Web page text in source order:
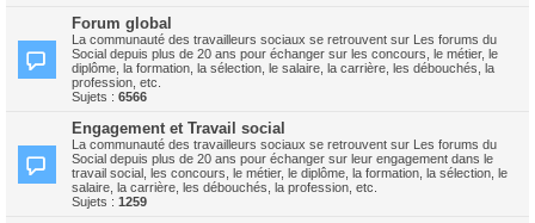
Forum global
La communauté des travailleurs sociaux se retrouvent sur Les forums du
Social depuis plus de 20 ans pour échanger sur les concours, le métier, le
diplôme, la formation, la sélection, le salaire, la carrière, les débouchés, la
profession, etc.
Sujets : 6566
Engagement et Travail social
La communauté des travailleurs sociaux se retrouvent sur Les forums du
Social depuis plus de 20 ans pour échanger sur leur engagement dans le
travail social, les concours, le métier, le diplôme, la formation, la sélection, le
salaire, la carrière, les débouchés, la profession, etc.
Sujets : 1259